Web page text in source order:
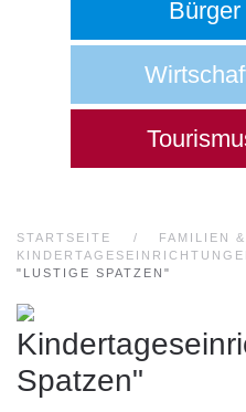
STARTSEITE
FAMILIEN
"LUSTIGE SPATZEN"
Spatzen"